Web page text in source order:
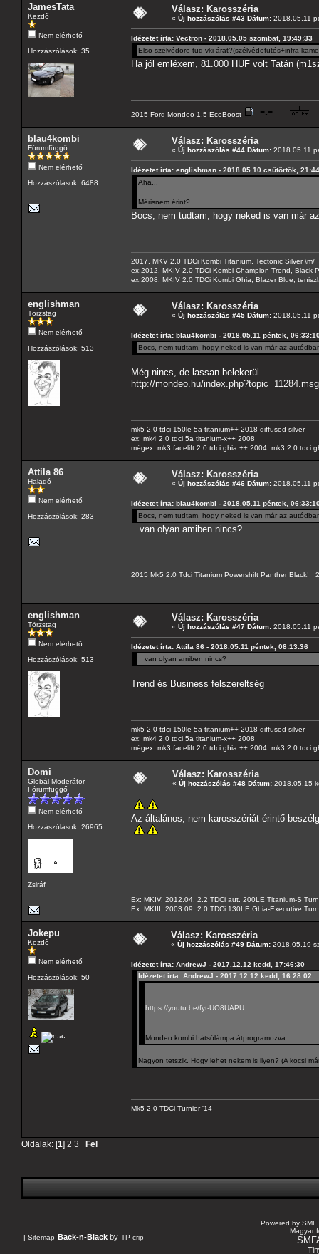
JamesTata
Kezdő
Nem elérhető
Hozzászólások: 35
Válasz: Karosszéria
« Új hozzászólás #43 Dátum: 2018.05.11
Idézetet írta: Vectron - 2018.05.05 szombat, 19:49:33
Elsö szélvédöre tud vki árat?(szélvédöfütés+infra
Ha jól emléxem, 81.000 HUF volt Tatán
2015 Ford Mondeo 1.5 EcoBoost
blau4kombi
Fórumfüggő
Nem elérhető
Hozzászólások: 6488
Válasz: Karosszéria
« Új hozzászólás #44 Dátum: 2018.05.11
Idézetet írta: englishman - 2018.05.10 csütörtök,
Aha...
Mérisnem érint?
Bocs, nem tudtam, hogy neked is van már
2017. MKV 2.0 TDCi Kombi Titanium, Tectonic Silver \m/
ex:2012. MKIV 2.0 TDCi Kombi Champion Trend, Black
ex:2008. MKIV 2.0 TDCi Kombi Ghia, Blazer Blue,
englishman
Törzstag
Nem elérhető
Hozzászólások: 513
Válasz: Karosszéria
« Új hozzászólás #45 Dátum: 2018.05.11
Idézetet írta: blau4kombi - 2018.05.11 péntek,
Bocs, nem tudtam, hogy neked is van már az
Még nincs, de lassan belekerül...
http://mondeo.hu/
mk5 2.0 tdci 150le 5a titanium++ 2018 diffused silver
ex: mk4 2.0 tdci 5a titanium-x++ 2008
mégex: mk3 facelift 2.0 tdci ghia ++ 2004, mk3 2.0 tdci
Attila 86
Haladó
Nem elérhető
Hozzászólások: 283
Válasz: Karosszéria
« Új hozzászólás #46 Dátum: 2018.05.11
Idézetet írta: blau4kombi - 2018.05.11 péntek,
Bocs, nem tudtam, hogy neked is van már az
van olyan amiben nincs?
2015 Mk5 2.0 Tdci Titanium Powershift Panther
englishman
Törzstag
Nem elérhető
Hozzászólások: 513
Válasz: Karosszéria
« Új hozzászólás #47 Dátum: 2018.05.11
Idézetet írta: Attila 86 - 2018.05.11 péntek, 08:13:36
van olyan amiben nincs?
Trend és Business felszereltség
mk5 2.0 tdci 150le 5a titanium++ 2018 diffused silver
ex: mk4 2.0 tdci 5a titanium-x++ 2008
mégex: mk3 facelift 2.0 tdci ghia ++ 2004, mk3 2.0 tdci
Domi
Globál Moderátor
Fórumfüggő
Nem elérhető
Hozzászólások: 26965
Zsiráf
Válasz: Karosszéria
« Új hozzászólás #48 Dátum: 2018.05.15
Az általános, nem karosszériát érintő
Ex: MKIV, 2012.04. 2.2 TDCi aut. 200LE Titanium-S
Ex: MKIII, 2003.09. 2.0 TDCi 130LE Ghia-Executive
Jokepu
Kezdő
Nem elérhető
Hozzászólások: 50
Válasz: Karosszéria
« Új hozzászólás #49 Dátum: 2018.05.19
Idézetet írta: AndrewJ - 2017.12.12 kedd, 17:46:30
Idézetet írta: AndrewJ - 2017.12.12 kedd, 16:28:02
https://youtu.be/fyt-UO8UAPU
Mondeo kombi hátsólámpa átprogramozva..
Nagyon tetszik. Hogy lehet nekem is ilyen? (A kocsi
Mk5 2.0 TDCi Turnier '14
Oldalak: [1] 2 3 Fel
| Sitemap Back-n-Black by TP-crip
Powered by SMF
Magyar